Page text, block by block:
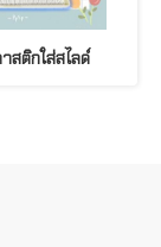
สติกใส่สไลด์